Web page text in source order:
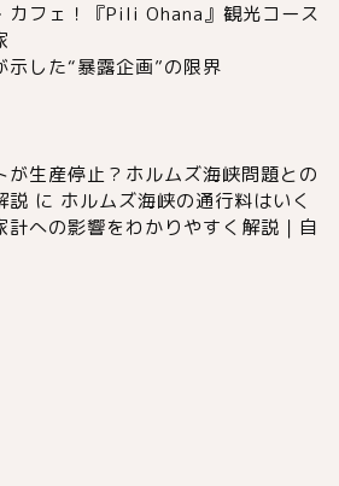
カフェ！『Pili Ohana』観光コース
示した“暴露企画”の限界
が生産停止？ホルムズ海峡問題との
説 に ホルムズ海峡の通行料はいく
計への影響をわかりやすく解説｜自